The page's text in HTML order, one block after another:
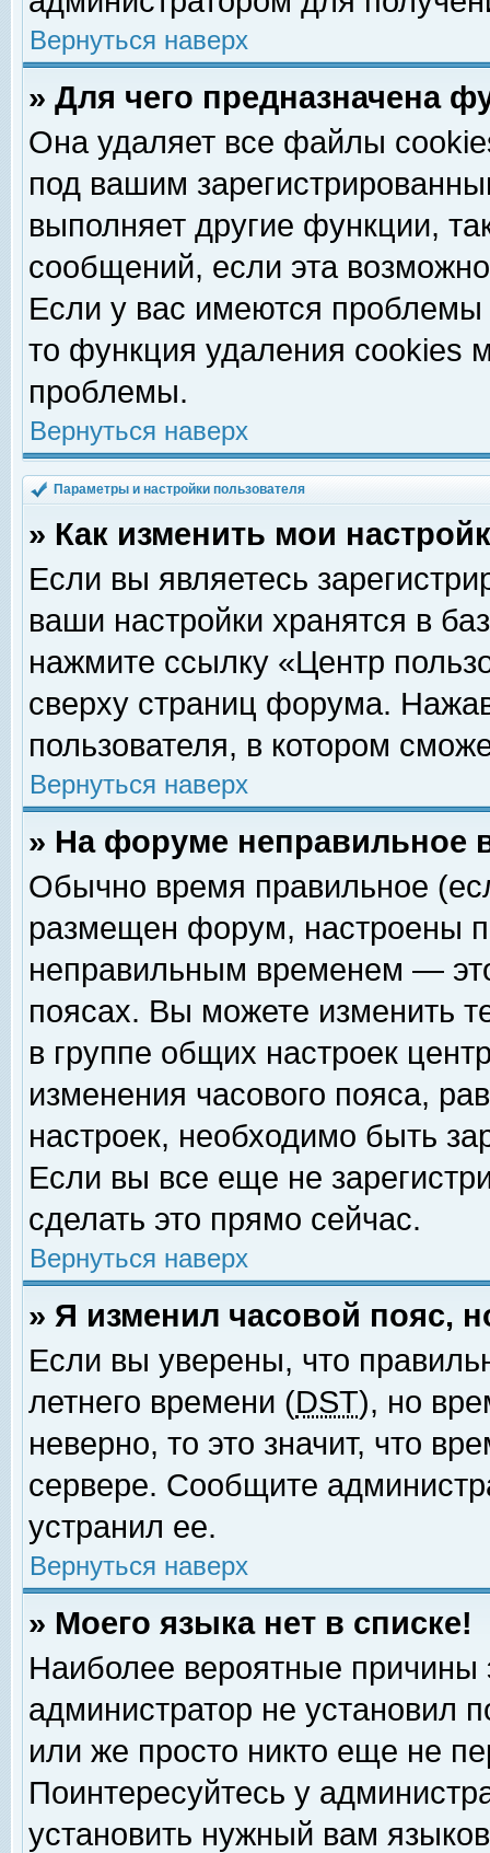
Вернуться наверх
» Для чего предназначена
Она удаляет все файлы
под вашим
выполняет другие функции,
сообщений, если эта
Если у вас имеются
то функция удаления cookies
проблемы.
Вернуться наверх
Параметры и настройки пользователя
» Как изменить мои
Если вы являетесь
ваши настройки хранятся в
нажмите ссылку «Центр
сверху страниц форума.
пользователя, в котором
Вернуться наверх
» На форуме неправильное
Обычно время правильное
размещен форум, настроены
неправильным временем —
поясах. Вы можете изменить
в группе общих настроек
изменения часового пояса,
настроек, необходимо быть
Если вы все еще не
сделать это прямо сейчас.
Вернуться наверх
» Я изменил часовой пояс,
Если вы уверены, что
летнего времени (DST), но
неверно, то это значит, что
сервере. Сообщите
устранил ее.
Вернуться наверх
» Моего языка нет в списке!
Наиболее вероятные причины
администратор не установил
или же просто никто еще не
Поинтересуйтесь у
установить нужный вам